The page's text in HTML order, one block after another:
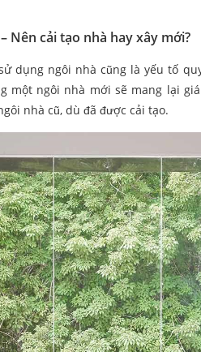
Nên cải tạo nhà hay xây mới?
dụng ngôi nhà cũng là yếu tố
một ngôi nhà mới sẽ mang lại
nhà cũ, dù đã được cải tạo.